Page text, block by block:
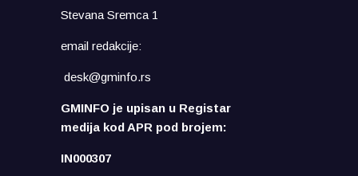
Stevana Sremca 1
email redakcije:
desk@gminfo.rs
GMINFO je upisan u Registar
medija kod APR pod brojem:
IN000307